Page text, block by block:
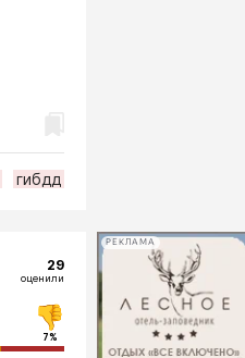
гибдд
29
оценили
7%
РЕКЛАМА